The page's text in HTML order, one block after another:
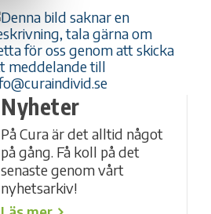
Nyheter
På Cura är det alltid något
på gång. Få koll på det
senaste genom vårt
nyhetsarkiv!